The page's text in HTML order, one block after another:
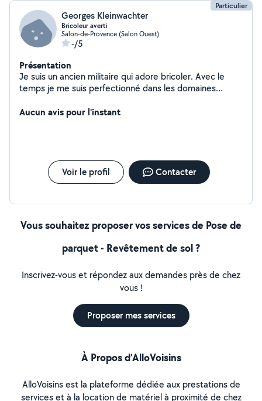
Particulier
Georges Kleinwachter
Bricoleur averti
Salon-de-Provence (Salon Ouest)
-/5
Présentation
Je suis un ancien militaire qui adore bricoler. Avec le
temps je me suis perfectionné dans les domaines
petite plomberie. Je sais également poser du parquet
concurents. Je peux fournir des photos de mes
realisations.
Aucun avis pour l'instant
Voir le profil Contacter
Vous souhaitez proposer vos services de Pose de
parquet - Revêtement de sol ?
Inscrivez-vous et répondez aux demandes près de chez
vous !
Proposer mes services
À Propos d’AlloVoisins
AlloVoisins est la plateforme dédiée aux prestations de
services et à la location de matériel à proximité de chez